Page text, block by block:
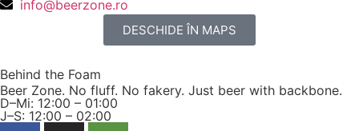
info@beerzone.ro
DESCHIDE ÎN MAPS
Behind the Foam
Beer Zone. No fluff. No fakery. Just beer with backbone.
D–Mi: 12:00 – 01:00
J–S: 12:00 – 02:00